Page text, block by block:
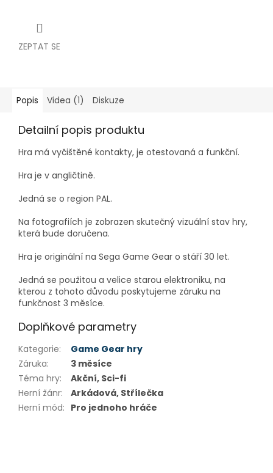
ZEPTAT SE
Popis Videa (1) Diskuze
Detailní popis produktu
Hra má vyčištěné kontakty, je otestovaná a funkční.
Hra je v angličtině.
Jedná se o region PAL.
Na fotografiích je zobrazen skutečný vizuální stav hry,
která bude doručena.
Hra je originální na Sega Game Gear o stáří 30 let.
Jedná se použitou a velice starou elektroniku, na
kterou z tohoto důvodu poskytujeme záruku na
funkčnost 3 měsíce.
Doplňkové parametry
Kategorie:
Game Gear hry
Záruka:
3 měsíce
Téma hry:
Akční, Sci-fi
Herní žánr:
Arkádová, Střílečka
Herní mód: Pro jednoho hráče